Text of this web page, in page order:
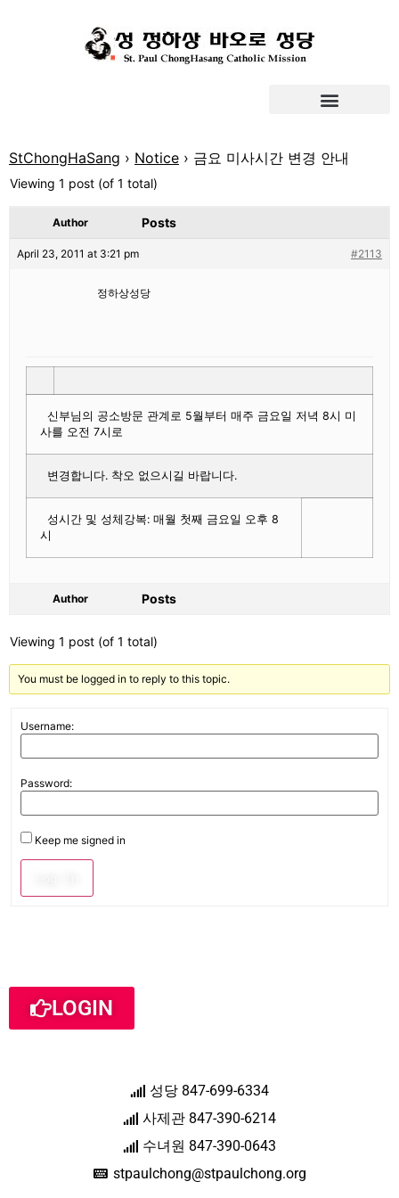
StChongHaSang › Notice › 금요 미사시간 변경 안내
Viewing 1 post (of 1 total)
Author Posts
April 23, 2011 at 3:21 pm #2113
정하상성당
신부님의 공소방문 관계로 5월부터 매주 금요일 저녁 8시 미
사를 오전 7시로
변경합니다. 착오 없으시길 바랍니다.
성시간 및 성체강복: 매월 첫째 금요일 오후 8
시
Author Posts
Viewing 1 post (of 1 total)
You must be logged in to reply to this topic.
Username:
Password:
Keep me signed in
LOGIN
성당 847-699-6334
사제관 847-390-6214
수녀원 847-390-0643
stpaulchong@stpaulchong.org